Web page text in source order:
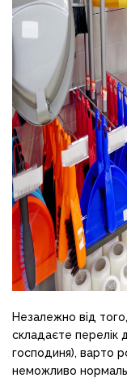
Незалежно від
складаєте перелік
господиня), варто
неможливо